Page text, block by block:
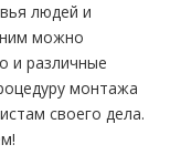
людей и
можно
и различные
монтажа
своего дела.